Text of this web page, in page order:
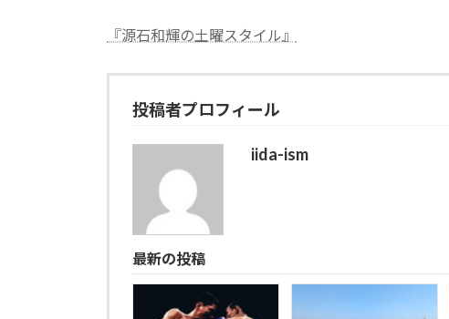
『源石和輝の土曜スタイル』
投稿者プロフィール
iida-ism
最新の投稿